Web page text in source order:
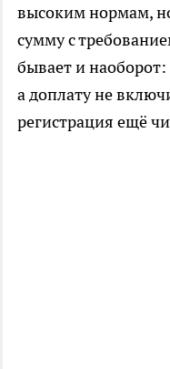
высоким нормам,
сумму с
бывает и
а доплату не
регистрация ещё